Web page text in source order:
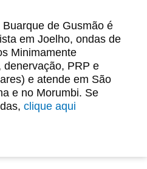
de Gusmão é
em Joelho, ondas de
Minimamente
denervação, PRP e
e atende em São
e no Morumbi. Se
clique aqui